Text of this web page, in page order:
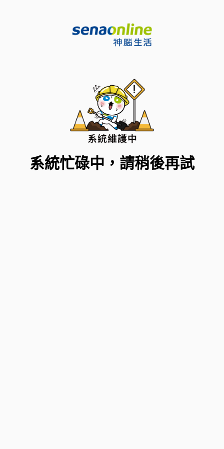
系統忙碌中，請稍後再試